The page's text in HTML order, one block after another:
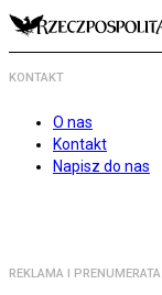
KONTAKT
O nas
Kontakt
Napisz do nas
REKLAMA I PRENUMERATA